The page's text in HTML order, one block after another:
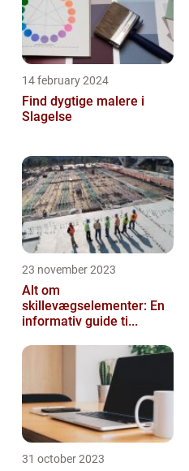
14 february 2024
Find dygtige malere i
Slagelse
23 november 2023
Alt om
skillevægselementer: En
informativ guide ti...
31 october 2023